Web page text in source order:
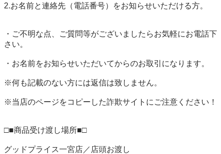
2.お名前と連絡先（電話番号）をお知らせいただける方。
・ご不明な点、ご質問等がございましたらお気軽にお電話下
さい。
・お名前をお知らせいただいてからのお取引になります。
※何も記載のない方には返信は致しません。
※当店のページをコピーした詐欺サイトにご注意ください！
□■商品受け渡し場所■□
グッドプライス一宮店／店頭お渡し